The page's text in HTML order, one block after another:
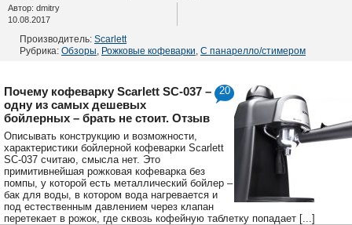
Автор: dmitry
10.08.2017
Производитель: Scarlett
Рубрика: Обзоры Рожковые кофеварки С панарелло/стимером
20
Почему кофеварку Scarlett SC-037 –
одну из самых дешевых
бойлерных – брать не стоит. Отзыв
Описывать конструкцию и возможности,
характеристики бойлерной кофеварки Scarlett
SC-037 считаю, смысла нет. Это
примитивнейшая рожковая кофеварка без
помпы, у которой есть металлический бойлер –
бак для воды, в котором вода нагревается и
под естественным давлением через клапан
перетекает в рожок, где сквозь кофейную таблетку попадает [...]